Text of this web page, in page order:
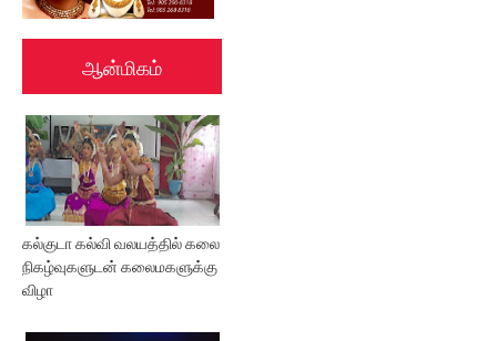
ஆன்மிகம்
கல்குடா கல்வி வலயத்தில் கலை
நிகழ்வுகளுடன் கலைமகளுக்கு
விழா